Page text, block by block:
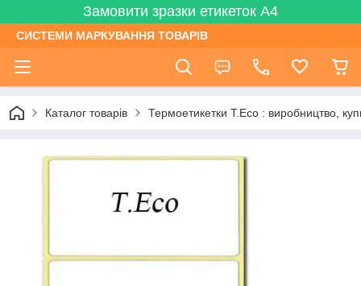
Замовити зразки етикеток А4
СИСТЕМИ МАРКУВАННЯ ТОВАРІВ
Каталог товарів Термоетикетки T.Eсо : виробництво,